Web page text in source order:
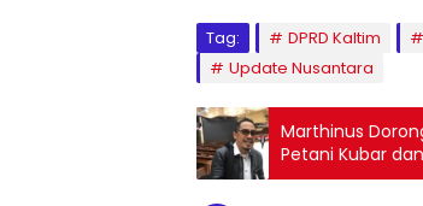
Tag: DPRD Kaltim
Update Nusantara
Marthinus
Petani Kubar